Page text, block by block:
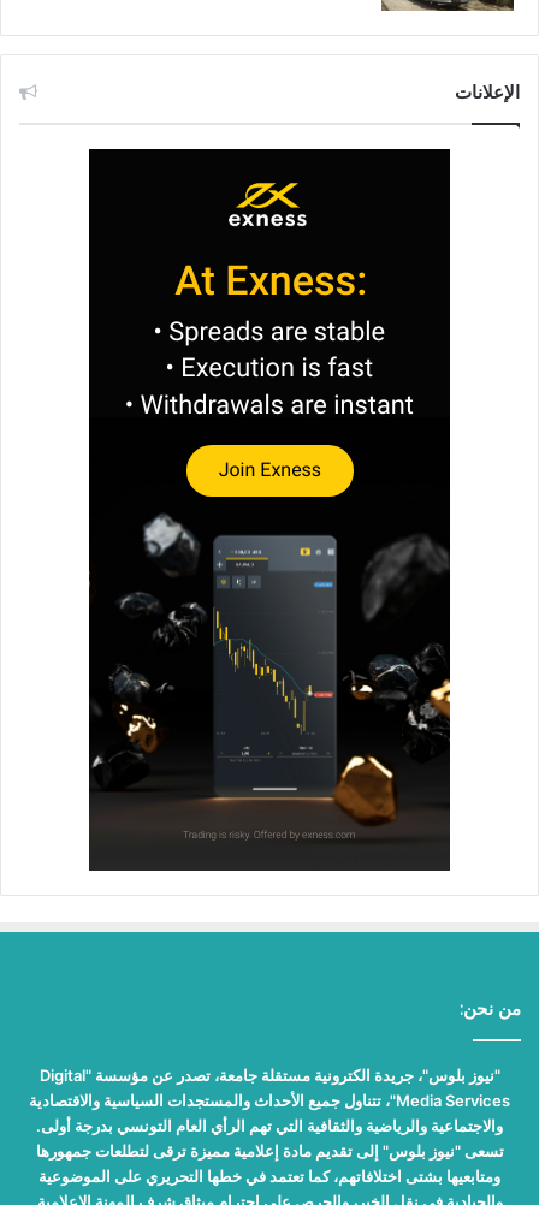
الإعلانات
من نحن:
"نيوز بلوس"، جريدة الكترونية مستقلة جامعة، تصدر عن مؤسسة "Digital
Media Services"، تتناول جميع الأحداث والمستجدات السياسية والاقتصادية
والاجتماعية والرياضية والثقافية التي تهم الرأي العام التونسي بدرجة أولى.
تسعى "نيوز بلوس" إلى تقديم مادة إعلامية مميزة ترقى لتطلعات جمهورها
ومتابعيها بشتى اختلافاتهم، كما تعتمد في خطها التحريري على الموضوعية
والحيادية في نقل الخبر، والحرص على احترام ميثاق شرف المهنة الإعلامية